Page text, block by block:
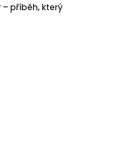
příběh, který